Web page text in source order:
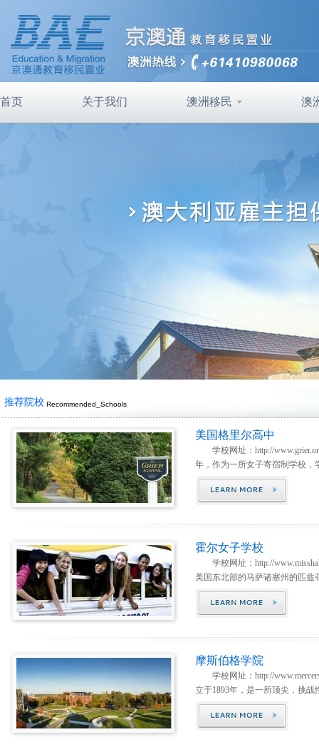
首页 关于我们 澳洲移民 澳
推荐院校 Recommended_Schools
美国格里尔高中
学校网址：http://
年，作为一所女子寄宿制学校，
霍尔女子学校
学校网址：http://
美国东北部的马萨诸塞州的匹兹
摩斯伯格学院
学校网址：http://
立于1893年，是一所顶尖，挑